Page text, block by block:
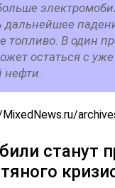
дальнейшее
топливо. В один
остаться с
нефти.
станут